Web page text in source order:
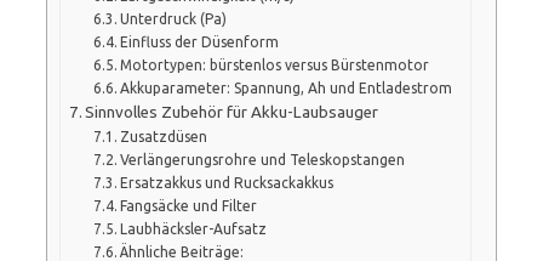
Unterdruck (Pa)
Einfluss der Düsenform
Motortypen: bürstenlos versus Bürstenmotor
Akkuparameter: Spannung, Ah und Entladestrom
Sinnvolles Zubehör für Akku-Laubsauger
Zusatzdüsen
Verlängerungsrohre und Teleskopstangen
Ersatzakkus und Rucksackakkus
Fangsäcke und Filter
Laubhäcksler-Aufsatz
Ähnliche Beiträge: